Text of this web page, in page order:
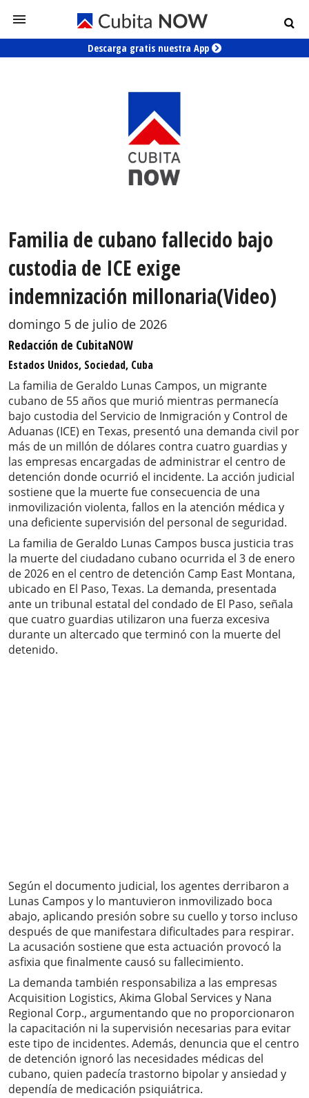
Descarga gratis nuestra App
Familia de cubano fallecido bajo
custodia de ICE exige
indemnización millonaria(Video)
domingo 5 de julio de 2026
Redacción de CubitaNOW
Estados Unidos, Sociedad, Cuba
La familia de Geraldo Lunas Campos, un migrante
cubano de 55 años que murió mientras permanecía
bajo custodia del Servicio de Inmigración y Control de
Aduanas (ICE) en Texas, presentó una demanda civil por
más de un millón de dólares contra cuatro guardias y
las empresas encargadas de administrar el centro de
detención donde ocurrió el incidente. La acción judicial
sostiene que la muerte fue consecuencia de una
inmovilización violenta, fallos en la atención médica y
una deficiente supervisión del personal de seguridad.
La familia de Geraldo Lunas Campos busca justicia tras
la muerte del ciudadano cubano ocurrida el 3 de enero
de 2026 en el centro de detención Camp East Montana,
ubicado en El Paso, Texas. La demanda, presentada
ante un tribunal estatal del condado de El Paso, señala
que cuatro guardias utilizaron una fuerza excesiva
durante un altercado que terminó con la muerte del
detenido.
Según el documento judicial, los agentes derribaron a
Lunas Campos y lo mantuvieron inmovilizado boca
abajo, aplicando presión sobre su cuello y torso incluso
después de que manifestara dificultades para respirar.
La acusación sostiene que esta actuación provocó la
asfixia que finalmente causó su fallecimiento.
La demanda también responsabiliza a las empresas
Acquisition Logistics, Akima Global Services y Nana
Regional Corp., argumentando que no proporcionaron
la capacitación ni la supervisión necesarias para evitar
este tipo de incidentes. Además, denuncia que el centro
de detención ignoró las necesidades médicas del
cubano, quien padecía trastorno bipolar y ansiedad y
dependía de medicación psiquiátrica.